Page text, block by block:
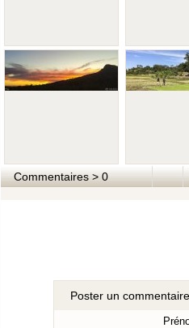
Commentaires > 0
Poster un commentaire